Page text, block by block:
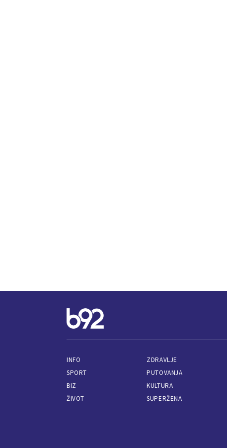
INFO
SPORT
BIZ
ŽIVOT
ZDRAVLJE
PUTOVANJA
KULTURA
SUPERŽENA